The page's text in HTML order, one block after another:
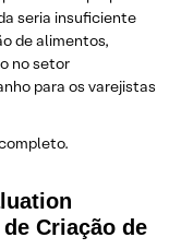
seria insuficiente
de alimentos,
no setor
para os varejistas
Criação de